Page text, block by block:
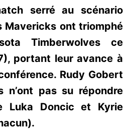
serré au scénario
Mavericks ont triomphé
Timberwolves ce
portant leur avance à
Rudy Gobert
n’ont pas su répondre
Luka Doncic et Kyrie